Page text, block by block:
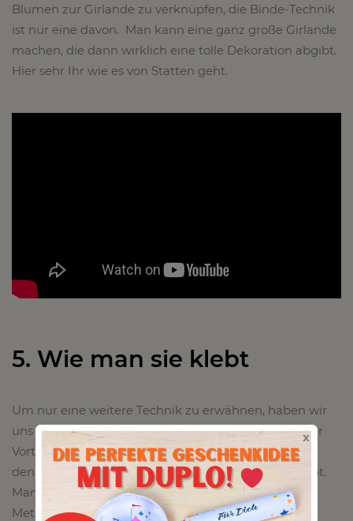
x
Blumen zur Girlande zu verknüpfen, die Binde-Technik
ist nur eine davon. Man kann eine ganz große Girlande
machen, die dann wirklich eine tolle Dekoration abgibt.
Hier sehr Ihr wie es von Statten geht.
5. Wie man sie klebt
Um nur eine weitere Technik zu erwähnen, haben wir
uns für die gängige Klebe-Methode entschieden. Der
Vorteil ist natürlich, dass es hervorragend hält und
dennoch bei sauberer Verarbeitung unsichtbar bleibt.
Man muss einfach für sich selber wissen, welche
Methode man bevorzugt!